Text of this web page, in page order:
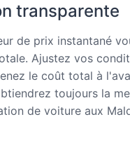
transparente
de prix instantané
Ajustez vos
le coût total à
toujours la
de voiture aux